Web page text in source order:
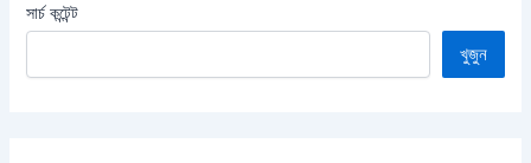
সার্চ কন্টেন্ট
খুজুন